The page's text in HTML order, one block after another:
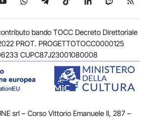
bando TOCC Decreto Direttoriale
PROT. PROGETTOTOCC0000125
CUPC87J23001080008
srl – Corso Vittorio Emanuele II, 287 –